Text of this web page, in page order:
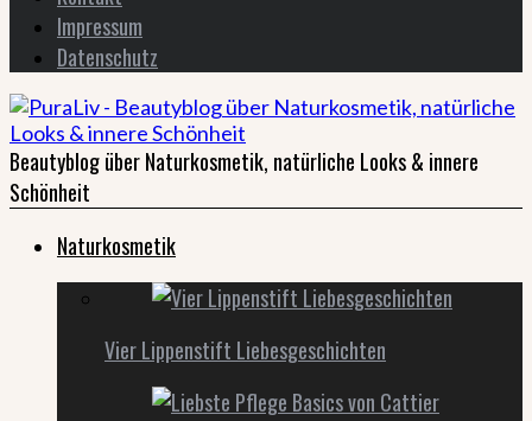
Impressum
Datenschutz
Beautyblog über Naturkosmetik, natürliche Looks & innere
Schönheit
Naturkosmetik
Vier Lippenstift Liebesgeschichten